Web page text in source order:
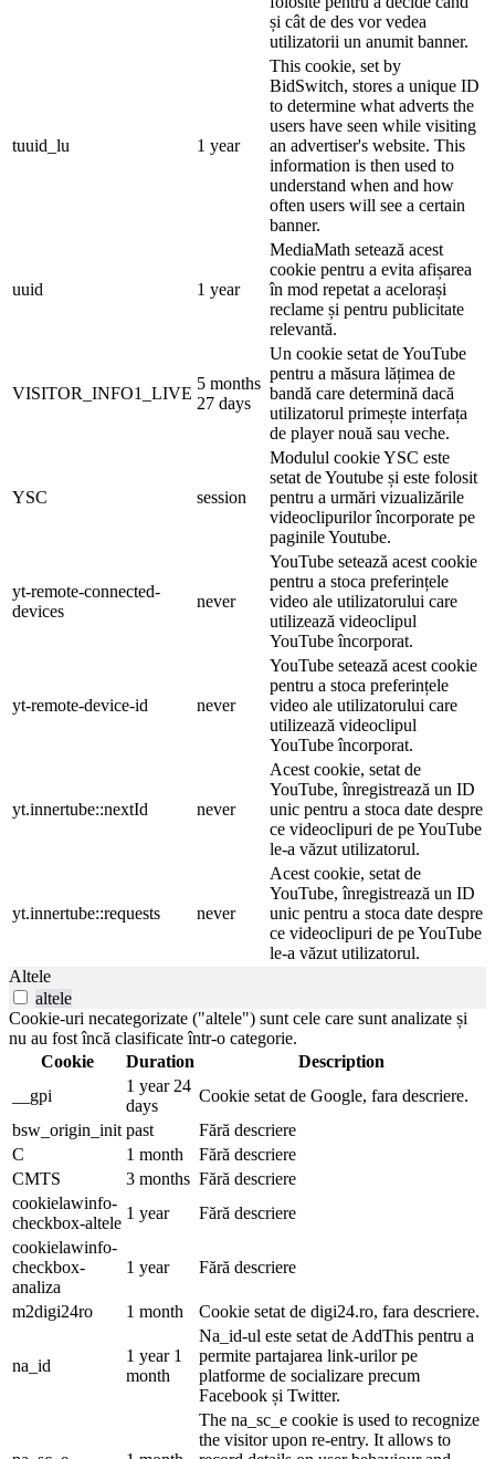
și cât de des vor vedea
utilizatorii un anumit banner.
tuuid_lu 1 year
This cookie, set by
BidSwitch, stores a unique ID
to determine what adverts the
users have seen while visiting
an advertiser's website. This
information is then used to
understand when and how
often users will see a certain
banner.
uuid 1 year
MediaMath setează acest
cookie pentru a evita afișarea
în mod repetat a acelorași
reclame și pentru publicitate
relevantă.
VISITOR_INFO1_LIVE
5 months
27 days
Un cookie setat de YouTube
pentru a măsura lățimea de
bandă care determină dacă
utilizatorul primește interfața
de player nouă sau veche.
YSC session
Modulul cookie YSC este
setat de Youtube și este folosit
pentru a urmări vizualizările
videoclipurilor încorporate pe
paginile Youtube.
yt-remote-connected-
devices
never
YouTube setează acest cookie
pentru a stoca preferințele
video ale utilizatorului care
utilizează videoclipul
YouTube încorporat.
yt-remote-device-id never
YouTube setează acest cookie
pentru a stoca preferințele
video ale utilizatorului care
utilizează videoclipul
YouTube încorporat.
yt.innertube::nextId never
Acest cookie, setat de
YouTube, înregistrează un ID
unic pentru a stoca date despre
ce videoclipuri de pe YouTube
le-a văzut utilizatorul.
yt.innertube::requests never
Acest cookie, setat de
YouTube, înregistrează un ID
unic pentru a stoca date despre
ce videoclipuri de pe YouTube
le-a văzut utilizatorul.
Altele
altele
Cookie-uri necategorizate ("altele") sunt cele care sunt analizate și
nu au fost încă clasificate într-o categorie.
Cookie
Duration
Description
__gpi
1 year 24
days
Cookie setat de Google, fara descriere.
bsw_origin_init past
Fără descriere
C
1 month
Fără descriere
CMTS
3 months Fără descriere
cookielawinfo-
checkbox-altele
1 year
Fără descriere
cookielawinfo-
checkbox-
analiza
1 year Fără descriere
m2digi24ro 1 month Cookie setat de digi24.ro, fara descriere.
na_id
1 year 1
month
Na_id-ul este setat de AddThis pentru a
permite partajarea link-urilor pe
platforme de socializare precum
Facebook și Twitter.
The na_sc_e cookie is used to recognize
the visitor upon re-entry. It allows to